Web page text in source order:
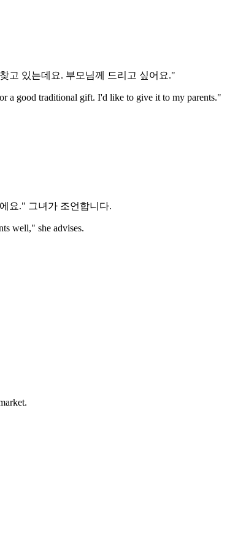
고 있는데요. 부모님께 드리고 싶어요."
a good traditional gift. I'd like to give it to my parents."
요." 그녀가 조언합니다.
well," she advises.